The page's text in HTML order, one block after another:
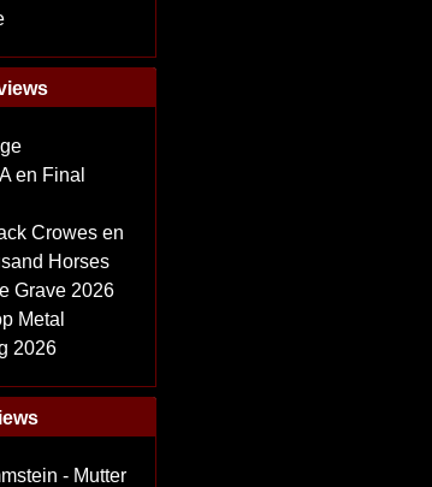
en Final
Crowes en
Horses
Grave 2026
Metal
2026
- Mutter